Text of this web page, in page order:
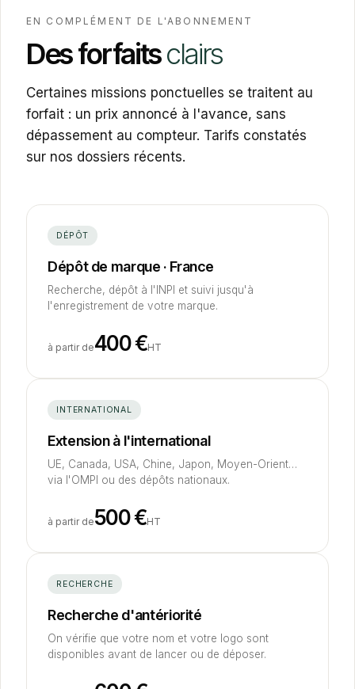
EN COMPLÉMENT DE L'ABONNEMENT
Des forfaitsclairs
Certaines missions ponctuelles se traitent au
forfait : un prix annoncé à l'avance, sans
dépassement au compteur. Tarifs constatés
sur nos dossiers récents.
DÉPÔT
Dépôt de marque · France
Recherche, dépôt à l'INPI et suivi jusqu'à
l'enregistrement de votre marque.
à partir de400€HT
INTERNATIONAL
Extension à l'international
UE, Canada, USA, Chine, Japon, Moyen-Orient…
via l'OMPI ou des dépôts nationaux.
à partir de500€HT
RECHERCHE
Recherche d'antériorité
On vérifie que votre nom et votre logo sont
disponibles avant de lancer ou de déposer.